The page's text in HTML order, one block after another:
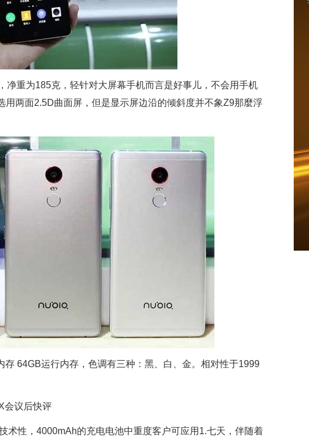
净重为185克，轻针对大屏幕手机而言是好事儿，不会用手机
用两面2.5D曲面屏，但是显示屏边沿的倾斜度并不象Z9那麼浮
存 64GB运行内存，色调有三种：黑、白、金。相对性于1999
术性，4000mAh的充电电池中重度客户可应用1.七天，伴随着